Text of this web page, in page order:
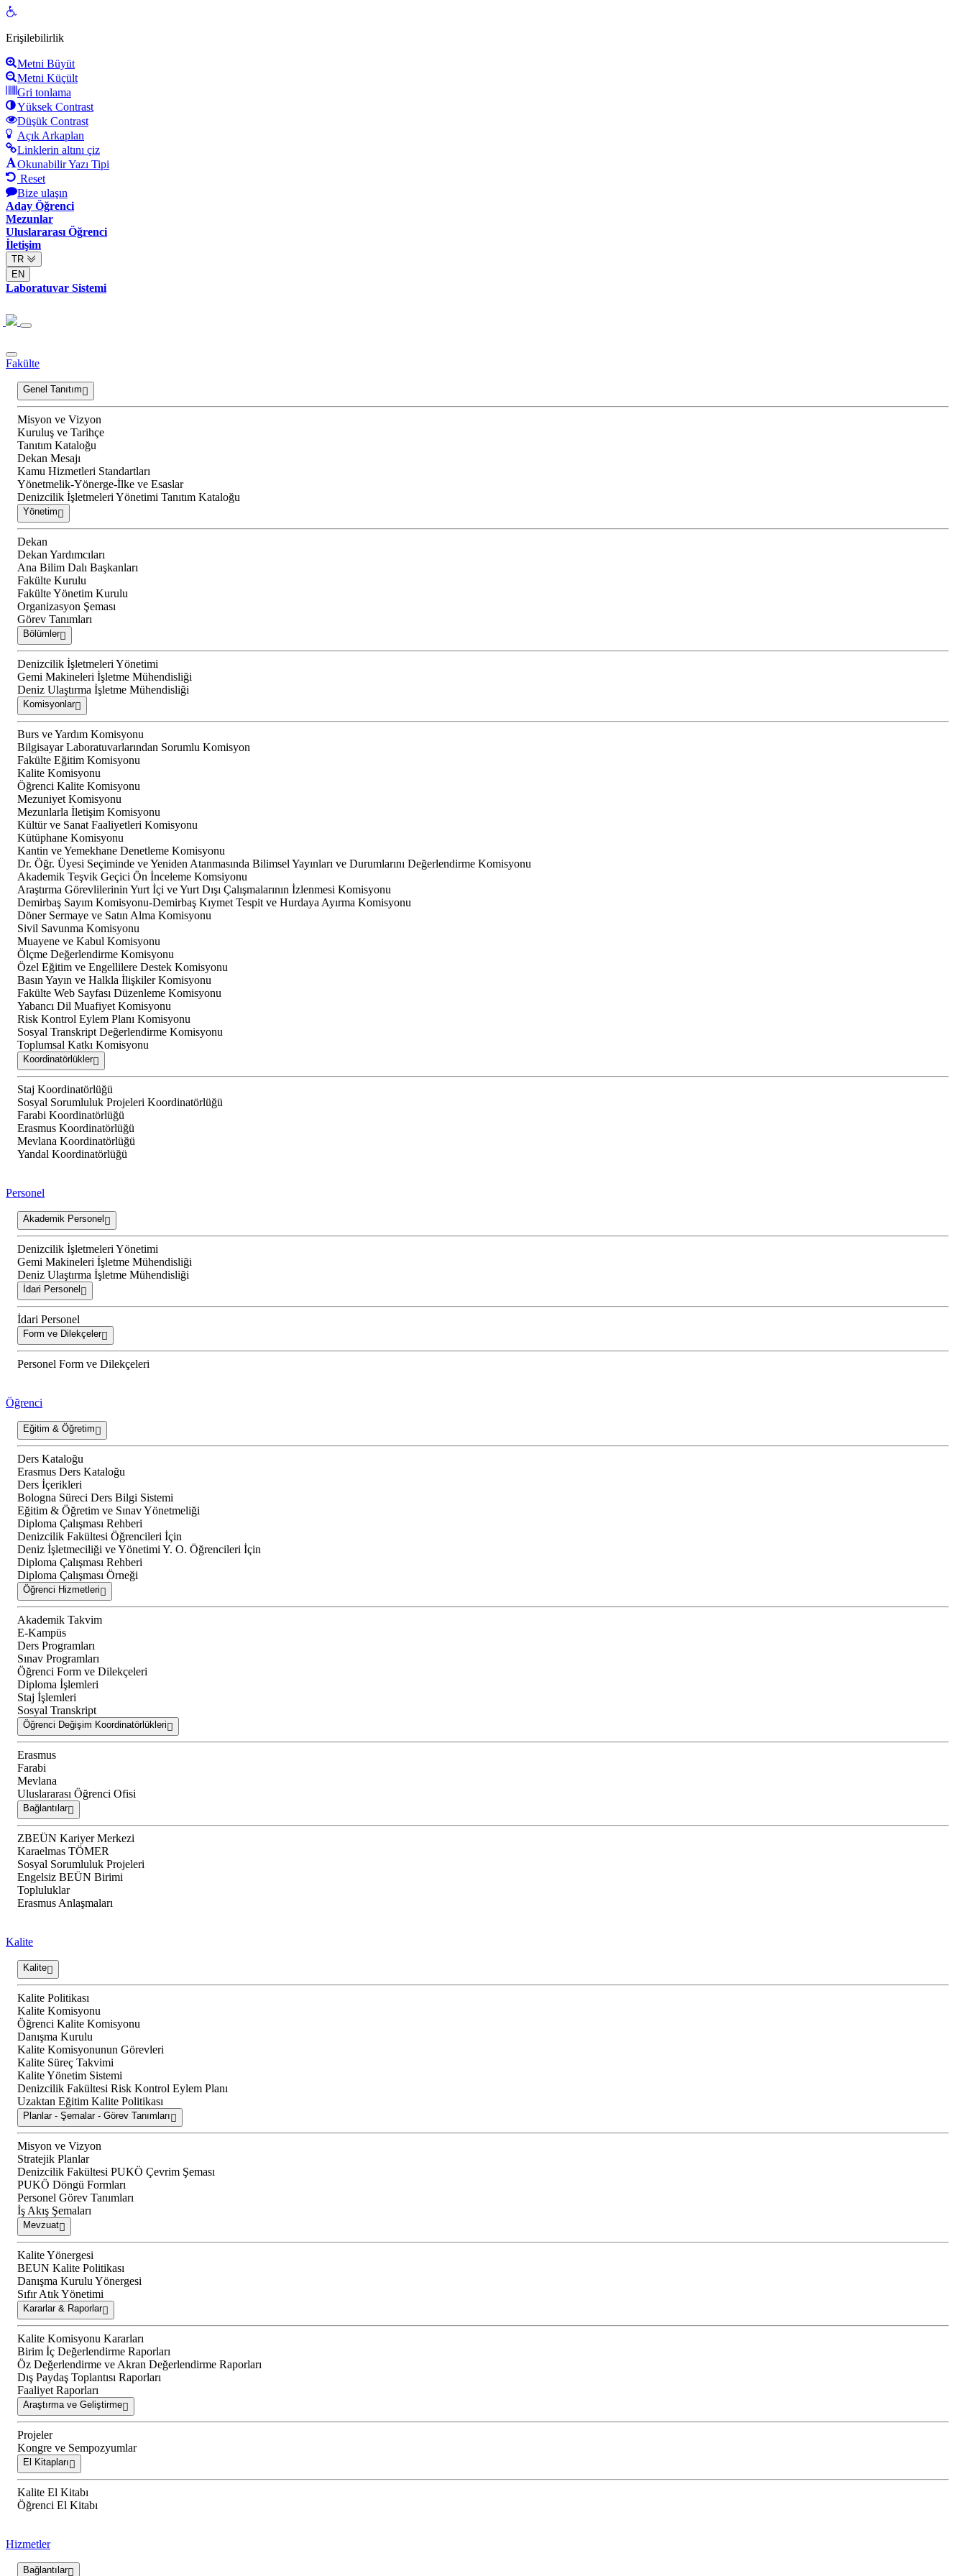
Open
Erişilebilirlik
Metni Büyüt
Metni Küçült
Gri tonlama
Yüksek Contrast
Düşük Contrast
Açık Arkaplan
Linklerin altını çiz
Okunabilir Yazı Tipi
Reset
Bize ulaşın
Aday Öğrenci
Mezunlar
Uluslararası Öğrenci
İletişim
TR
EN
Laboratuvar Sistemi
Fakülte
Genel Tanıtım
Misyon ve Vizyon
Kuruluş ve Tarihçe
Tanıtım Kataloğu
Dekan Mesajı
Kamu Hizmetleri Standartları
Yönetmelik-Yönerge-İlke ve Esaslar
Denizcilik İşletmeleri Yönetimi Tanıtım Kataloğu
Yönetim
Dekan
Dekan Yardımcıları
Ana Bilim Dalı Başkanları
Fakülte Kurulu
Fakülte Yönetim Kurulu
Organizasyon Şeması
Görev Tanımları
Bölümler
Denizcilik İşletmeleri Yönetimi
Gemi Makineleri İşletme Mühendisliği
Deniz Ulaştırma İşletme Mühendisliği
Komisyonlar
Burs ve Yardım Komisyonu
Bilgisayar Laboratuvarlarından Sorumlu Komisyon
Fakülte Eğitim Komisyonu
Kalite Komisyonu
Öğrenci Kalite Komisyonu
Mezuniyet Komisyonu
Mezunlarla İletişim Komisyonu
Kültür ve Sanat Faaliyetleri Komisyonu
Kütüphane Komisyonu
Kantin ve Yemekhane Denetleme Komisyonu
Dr. Öğr. Üyesi Seçiminde ve Yeniden Atanmasında Bilimsel Yayınları ve Durumlarını Değerlendirme Komisyonu
Akademik Teşvik Geçici Ön İnceleme Komsiyonu
Araştırma Görevlilerinin Yurt İçi ve Yurt Dışı Çalışmalarının İzlenmesi Komisyonu
Demirbaş Sayım Komisyonu-Demirbaş Kıymet Tespit ve Hurdaya Ayırma Komisyonu
Döner Sermaye ve Satın Alma Komisyonu
Sivil Savunma Komisyonu
Muayene ve Kabul Komisyonu
Ölçme Değerlendirme Komisyonu
Özel Eğitim ve Engellilere Destek Komisyonu
Basın Yayın ve Halkla İlişkiler Komisyonu
Fakülte Web Sayfası Düzenleme Komisyonu
Yabancı Dil Muafiyet Komisyonu
Risk Kontrol Eylem Planı Komisyonu
Sosyal Transkript Değerlendirme Komisyonu
Toplumsal Katkı Komisyonu
Koordinatörlükler
Staj Koordinatörlüğü
Sosyal Sorumluluk Projeleri Koordinatörlüğü
Farabi Koordinatörlüğü
Erasmus Koordinatörlüğü
Mevlana Koordinatörlüğü
Yandal Koordinatörlüğü
Personel
Akademik Personel
Denizcilik İşletmeleri Yönetimi
Gemi Makineleri İşletme Mühendisliği
Deniz Ulaştırma İşletme Mühendisliği
İdari Personel
İdari Personel
Form ve Dilekçeler
Personel Form ve Dilekçeleri
Öğrenci
Eğitim & Öğretim
Ders Kataloğu
Erasmus Ders Kataloğu
Ders İçerikleri
Bologna Süreci Ders Bilgi Sistemi
Eğitim & Öğretim ve Sınav Yönetmeliği
Diploma Çalışması Rehberi
Denizcilik Fakültesi Öğrencileri İçin
Deniz İşletmeciliği ve Yönetimi Y. O. Öğrencileri İçin
Diploma Çalışması Rehberi
Diploma Çalışması Örneği
Öğrenci Hizmetleri
Akademik Takvim
E-Kampüs
Ders Programları
Sınav Programları
Öğrenci Form ve Dilekçeleri
Diploma İşlemleri
Staj İşlemleri
Sosyal Transkript
Öğrenci Değişim Koordinatörlükleri
Erasmus
Farabi
Mevlana
Uluslararası Öğrenci Ofisi
Bağlantılar
ZBEÜN Kariyer Merkezi
Karaelmas TÖMER
Sosyal Sorumluluk Projeleri
Engelsiz BEÜN Birimi
Topluluklar
Erasmus Anlaşmaları
Kalite
Kalite
Kalite Politikası
Kalite Komisyonu
Öğrenci Kalite Komisyonu
Danışma Kurulu
Kalite Komisyonunun Görevleri
Kalite Süreç Takvimi
Kalite Yönetim Sistemi
Denizcilik Fakültesi Risk Kontrol Eylem Planı
Uzaktan Eğitim Kalite Politikası
Planlar - Şemalar - Görev Tanımları
Misyon ve Vizyon
Stratejik Planlar
Denizcilik Fakültesi PUKÖ Çevrim Şeması
PUKÖ Döngü Formları
Personel Görev Tanımları
İş Akış Şemaları
Mevzuat
Kalite Yönergesi
BEUN Kalite Politikası
Danışma Kurulu Yönergesi
Sıfır Atık Yönetimi
Kararlar & Raporlar
Kalite Komisyonu Kararları
Birim İç Değerlendirme Raporları
Öz Değerlendirme ve Akran Değerlendirme Raporları
Dış Paydaş Toplantısı Raporları
Faaliyet Raporları
Araştırma ve Geliştirme
Projeler
Kongre ve Sempozyumlar
El Kitapları
Kalite El Kitabı
Öğrenci El Kitabı
Hizmetler
Bağlantılar